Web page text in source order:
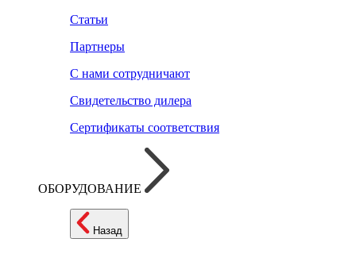
Статьи
Партнеры
С нами сотрудничают
Свидетельство дилера
Сертификаты соответствия
ОБОРУДОВАНИЕ
Назад